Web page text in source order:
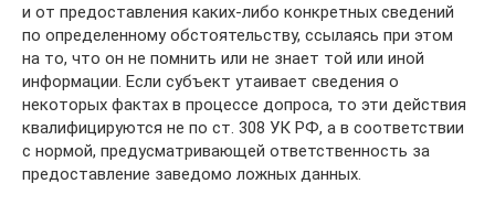
и от предоставления каких-либо конкретных сведений
по определенному обстоятельству, ссылаясь при этом
на то, что он не помнить или не знает той или иной
информации. Если субъект утаивает сведения о
некоторых фактах в процессе допроса, то эти действия
квалифицируются не по ст. 308 УК РФ, а в соответствии
с нормой, предусматривающей ответственность за
предоставление заведомо ложных данных.